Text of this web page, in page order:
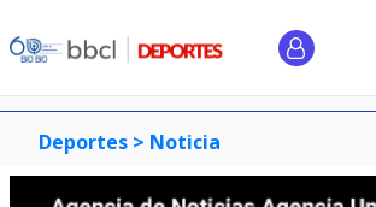
Deportes > Noticia